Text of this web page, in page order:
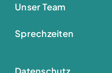
Unser Team
Sprechzeiten